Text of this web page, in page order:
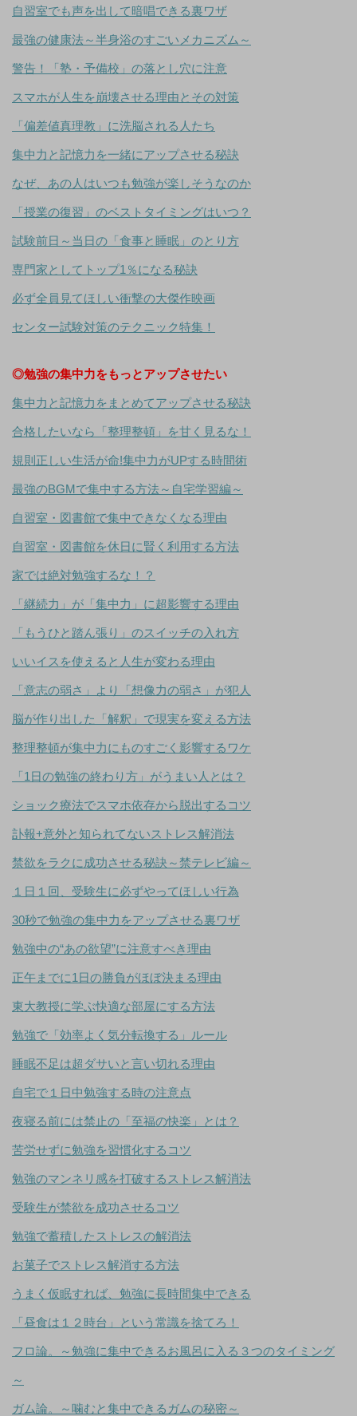
自習室でも声を出して暗唱できる裏ワザ
最強の健康法～半身浴のすごいメカニズム～
警告！「塾・予備校」の落とし穴に注意
スマホが人生を崩壊させる理由とその対策
「偏差値真理教」に洗脳される人たち
集中力と記憶力を一緒にアップさせる秘訣
なぜ、あの人はいつも勉強が楽しそうなのか
「授業の復習」のベストタイミングはいつ？
試験前日～当日の「食事と睡眠」のとり方
専門家としてトップ1％になる秘訣
必ず全員見てほしい衝撃の大傑作映画
センター試験対策のテクニック特集！
◎勉強の集中力をもっとアップさせたい
集中力と記憶力をまとめてアップさせる秘訣
合格したいなら「整理整頓」を甘く見るな！
規則正しい生活が命!集中力がUPする時間術
最強のBGMで集中する方法～自宅学習編～
自習室・図書館で集中できなくなる理由
自習室・図書館を休日に賢く利用する方法
家では絶対勉強するな！？
「継続力」が「集中力」に超影響する理由
「もうひと踏ん張り」のスイッチの入れ方
いいイスを使えると人生が変わる理由
「意志の弱さ」より「想像力の弱さ」が犯人
脳が作り出した「解釈」で現実を変える方法
整理整頓が集中力にものすごく影響するワケ
「1日の勉強の終わり方」がうまい人とは？
ショック療法でスマホ依存から脱出するコツ
訃報+意外と知られてないストレス解消法
禁欲をラクに成功させる秘訣～禁テレビ編～
１日１回、受験生に必ずやってほしい行為
30秒で勉強の集中力をアップさせる裏ワザ
勉強中の“あの欲望”に注意すべき理由
正午までに1日の勝負がほぼ決まる理由
東大教授に学ぶ快適な部屋にする方法
勉強で「効率よく気分転換する」ルール
睡眠不足は超ダサいと言い切れる理由
自宅で１日中勉強する時の注意点
夜寝る前には禁止の「至福の快楽」とは？
苦労せずに勉強を習慣化するコツ
勉強のマンネリ感を打破するストレス解消法
受験生が禁欲を成功させるコツ
勉強で蓄積したストレスの解消法
お菓子でストレス解消する方法
うまく仮眠すれば、勉強に長時間集中できる
「昼食は１２時台」という常識を捨てろ！
フロ論。～勉強に集中できるお風呂に入る３つのタイミング
～
ガム論。～噛むと集中できるガムの秘密～